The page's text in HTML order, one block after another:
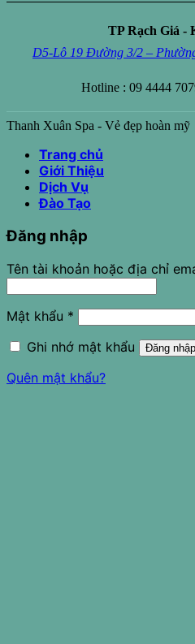
TP Rạch Giá -
D5-Lô 19 Đường 3/2 –
Hotline : 09 4444
Thanh Xuân Spa - Vẻ đẹp hoàn mỹ
Trang chủ
Giới Thiệu
Dịch Vụ
Đào Tạo
Đăng nhập
Tên tài khoản hoặc địa chỉ
Mật khẩu *
Ghi nhớ mật khẩu
Đăng nhập
Quên mật khẩu?